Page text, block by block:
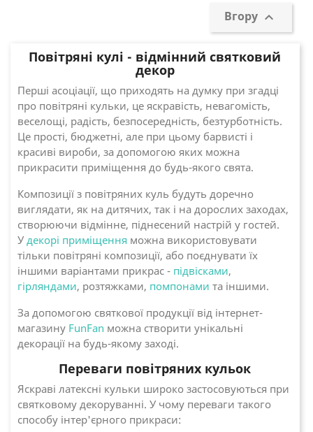
Вгору 
Повітряні кулі - відмінний святковий
декор
Перші асоціації, що приходять на думку при згадці
про повітряні кульки, це яскравість, невагомість,
веселощі, радість, безпосередність, безтурботність.
Це прості, бюджетні, але при цьому барвисті і
красиві вироби, за допомогою яких можна
прикрасити приміщення до будь-якого свята.
Композиції з повітряних куль будуть доречно
виглядати, як на дитячих, так і на дорослих заходах,
створюючи відмінне, піднесений настрій у гостей.
У декорі приміщення можна використовувати
тільки повітряні композиції, або поєднувати їх
іншими варіантами прикрас - підвісками,
гірляндами, розтяжками, помпонами та іншими.
За допомогою святкової продукції від інтернет-
магазину FunFan можна створити унікальні
декорації на будь-якому заході.
Переваги повітряних кульок
Яскраві латексні кульки широко застосовуються при
святковому декоруванні. У чому переваги такого
способу інтер'єрного прикраси: